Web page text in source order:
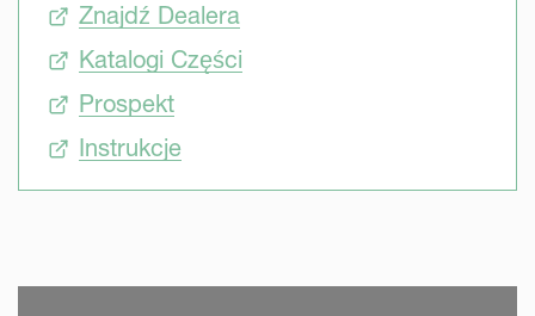
Znajdź Dealera
Katalogi Części
Prospekt
Instrukcje